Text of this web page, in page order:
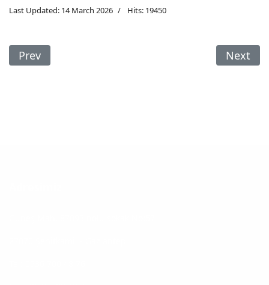
Last Updated: 14 March 2026 Hits: 19450
Previous Article: Gaziantep Sineklik
Prev Next
Next